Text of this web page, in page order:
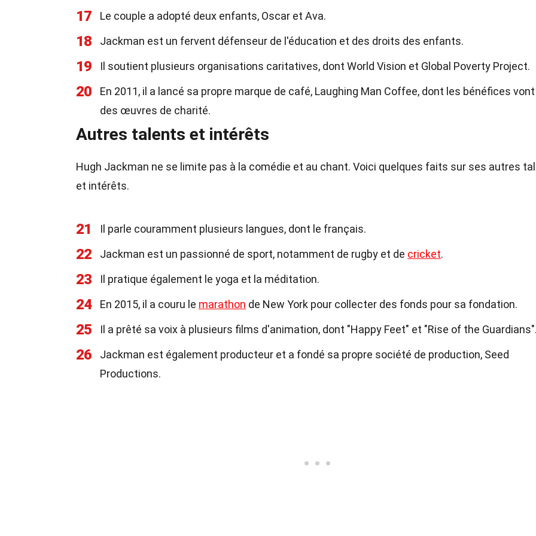
17 Le couple a adopté deux enfants, Oscar et Ava.
18 Jackman est un fervent défenseur de l'éducation et des droits des enfants.
19 Il soutient plusieurs organisations caritatives, dont World Vision et Global Poverty Project.
20
En 2011, il a lancé sa propre marque de café, Laughing Man Coffee, dont les bénéfices vont
des œuvres de charité.
Autres talents et intérêts
Hugh Jackman ne se limite pas à la comédie et au chant. Voici quelques faits sur ses autres
et intérêts.
21 Il parle couramment plusieurs langues, dont le français.
22 Jackman est un passionné de sport, notamment de rugby et de cricket.
23 Il pratique également le yoga et la méditation.
24 En 2015, il a couru le marathon de New York pour collecter des fonds pour sa fondation.
25 Il a prêté sa voix à plusieurs films d'animation, dont "Happy Feet" et "Rise of the Guardians".
26
Jackman est également producteur et a fondé sa propre société de production, Seed
Productions.